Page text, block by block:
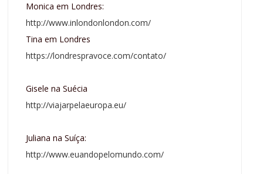
Monica em Londres:
http://www.inlondonlondon.com/
Tina em Londres
https://londrespravoce.com/contato/
Gisele na Suécia
http://viajarpelaeuropa.eu/
Juliana na Suíça:
http://www.euandopelomundo.com/